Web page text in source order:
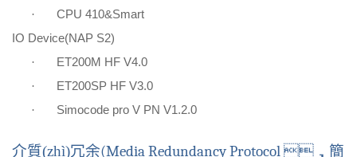
·
CPU 410&Smart
IO Device(NAP S2)
·
ET200M HF V4.0
·
ET200SP HF V3.0
·
Simocode pro V PN V1.2.0
介質(zhì)冗余(Media Redundancy Protocol，簡